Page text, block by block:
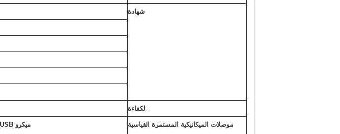
شهادة
الكفاءة
موصلات الميكانيكية المستمرة القياسية
ميكرو USB و ميني USB و iPhone 30Pin و 2.0 * 0.7 و 2.5 * 0.75